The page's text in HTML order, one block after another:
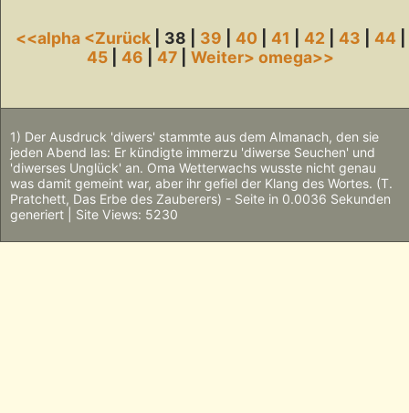
<<alpha <Zurück | 38 | 39 40| 41 42 43 44
45 |46 |47 |Weiter>omega>>
1) Der Ausdruck 'diwers' stammte aus dem Almanach, den sie
jeden Abend las: Er kündigte immerzu 'diwerse Seuchen' und
'diwerses Unglück' an. Oma Wetterwachs wusste nicht genau
was damit gemeint war, aber ihr gefiel der Klang des Wortes. (T.
Pratchett, Das Erbe des Zauberers) - Seite in 0.0036 Sekunden
generiert | Site Views: 5230